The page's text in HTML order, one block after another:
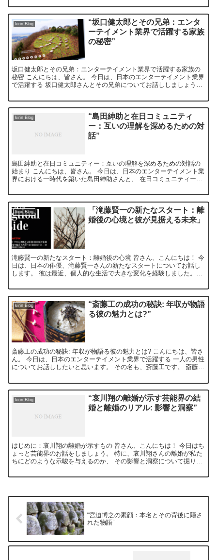
kirin Blog
“坂口健太郎とその兄弟：エンタ
ーテイメント業界で活躍する家族
の秘密”
坂口健太郎とその兄弟：エンターテイメント業界で活躍する家族の
秘密 こんにちは、皆さん。 今日は、日本のエンターテイメント業界
で活躍する 坂口健太郎さんとその兄弟についてお話ししましょう。
kirin Blog
“島田紳助と在日コミュニティ
ー：互いの理解を深めるための対
話”
島田紳助と在日コミュニティー：互いの理解を深めるための対話の
始まり こんにちは、皆さん。 今日は、日本のエンターテイメント業
界における一時代を築いた島田紳助さんと、 在日コミュニティーと
kirin Blog
「滝藤賢一の新たなスタート：離
婚後の心境と彼が見据える未来」
滝藤賢一の新たなスタート：離婚後の心境 皆さん、こんにちは！ 今
日は、日本の俳優、滝藤賢一さんの新たなスタートについてお話し
します。 彼は最近、個人的な生活で大きな変化を経験しました。離
kirin Blog
“斎藤工の成功の秘訣: 年収が物語
る彼の魅力とは?”
斎藤工の成功の秘訣: 年収が物語る彼の魅力とは? こんにちは、皆さ
ん。 今日は、日本のエンターテイメント業界で活躍する 一人の男性
についてお話ししたいと思います。 その名も、斎藤工です。 斎藤工
kirin Blog
“哀川翔の離婚が示す芸能界の結
婚と離婚のリアル: 影響と洞察”
はじめに：哀川翔の離婚が示すもの 皆さん、こんにちは！ 今日はち
ょっと芸能界のお話をしましょう。 特に、哀川翔さんの離婚が私た
ちにどのような示唆を与えるのか、 その影響と洞察について掘り下
“宮迫博之の素顔：本名とその背後に隠さ
れた物語”